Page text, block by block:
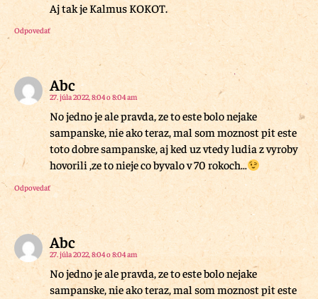
Aj tak je Kalmus KOKOT.
Odpovedať
Abc
27. júla 2022, 8:04 o 8:04 am
No jedno je ale pravda, ze to este bolo nejake
sampanske, nie ako teraz, mal som moznost pit este
toto dobre sampanske, aj ked uz vtedy ludia z vyroby
hovorili ,ze to nieje co byvalo v 70 rokoch…
Odpovedať
Abc
27. júla 2022, 8:04 o 8:04 am
No jedno je ale pravda, ze to este bolo nejake
sampanske, nie ako teraz, mal som moznost pit este